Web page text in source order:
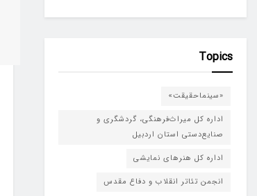
Topics
«سینماحقیقت»
اداره کل میراث‌فرهنگی، گردشگری و
صنایع‌دستی استان اردبیل
اداره کل هنرهای نمایشی
انجمن تئاتر انقلاب و دفاع مقدس